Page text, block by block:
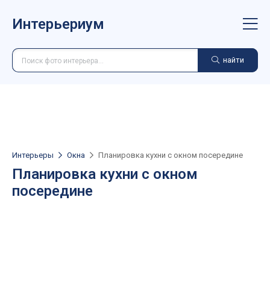
Интерьериум
найти
Интерьеры Окна Планировка кухни с окном посередине
Планировка кухни с окном
посередине